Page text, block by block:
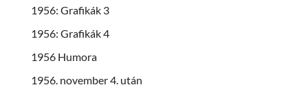
1956: Grafikák 3
1956: Grafikák 4
1956 Humora
1956. november 4. után